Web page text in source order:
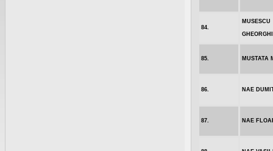
84.
MUSESCU
85. MUSTATA
86. NAE
87. NAE